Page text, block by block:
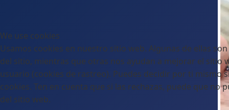
We use cookies
Usamos cookies en nuestro sitio web. Algunas de ellas
del sitio, mientras que otras nos ayudan a mejorar el sitio
usuario (cookies de rastreo). Puedes decidir por ti mismo
cookies. Ten en cuenta que si las rechazas, puede que no
del sitio web.